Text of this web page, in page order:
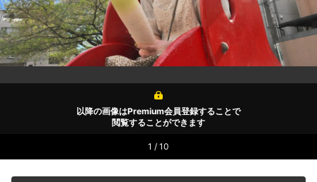
以降の画像はPremium会員登録することで
閲覧することができます
1 / 10